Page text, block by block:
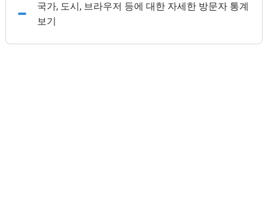
국가, 도시, 브라우저 등에 대한 자세한 방문자 통계
보기